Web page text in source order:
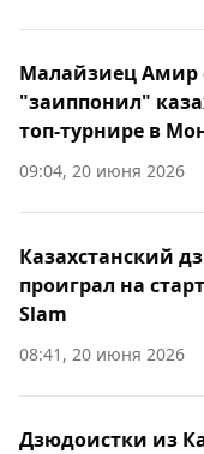
Малайзиец Амир
"заиппонил"
топ-турнире в
09:04, 20 июня 2026
Казахстанский
проиграл на
Slam
08:41, 20 июня 2026
Дзюдоистки из